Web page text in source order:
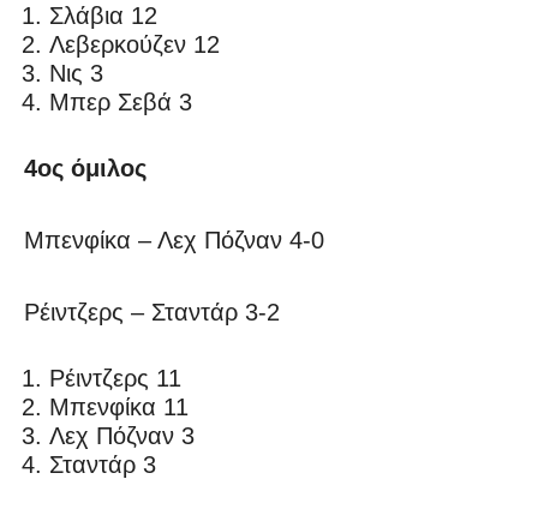
Σλάβια 12
Λεβερκούζεν 12
Νις 3
Μπερ Σεβά 3
4ος όμιλος
Μπενφίκα – Λεχ Πόζναν 4-0
Ρέιντζερς – Σταντάρ 3-2
Ρέιντζερς 11
Μπενφίκα 11
Λεχ Πόζναν 3
Σταντάρ 3